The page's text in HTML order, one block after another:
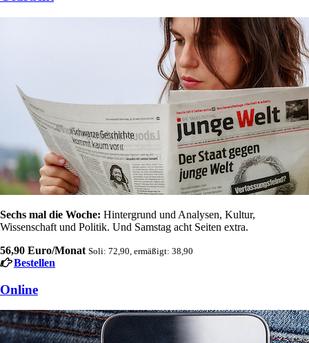
Sechs mal die Woche: Hintergrund und Analysen, Kultur,
Wissenschaft und Politik. Und Samstag acht Seiten extra.
56,90 Euro/Monat Soli: 72,90, ermäßigt: 38,90
Bestellen
Online